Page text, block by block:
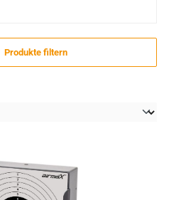
Produkte filtern